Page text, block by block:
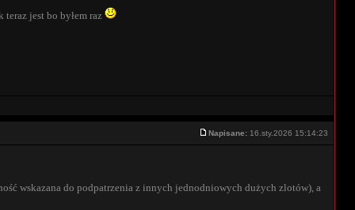
jest bo byłem raz
Napisane: 16.sty.2026 15:14:23
wskazana do podpatrzenia z innych jednodniowych dużych zlotów), a